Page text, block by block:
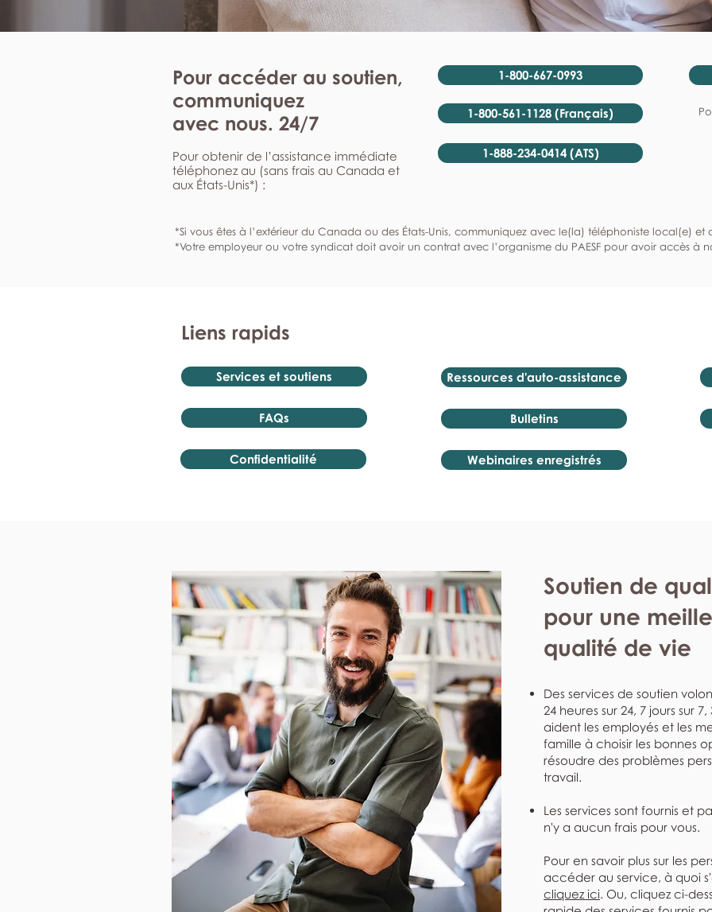
Pour accéder au soutien,
communiquez
avec nous. 24/7
Pour obtenir de l’assistance immédiate
téléphonez au (sans frais au Canada et
aux États-Unis*) :
1-800-667-0993
1-800-561-1128 (Français)
1-888-234-0414 (ATS)
*Si vous êtes à l’extérieur du Canada ou des États-Unis, communiquez avec le(la) téléphoniste local(e) et
*Votre employeur ou votre syndicat doit avoir un contrat avec l’organisme du PAESF pour avoir accès à
Liens rapids
Services et soutiens
FAQs
Confidentialité
Ressources d'auto-assistance
Bulletins
Webinaires enregistrés
Soutien de
pour une
qualité de vie
Des services de soutien
24 heures sur 24, 7 jours sur
aident les employés et les
famille à choisir les bonnes
résoudre des problèmes
travail.
Les services sont fournis et
n'y a aucun frais pour vous.
Pour en savoir plus sur les
accéder au service, à quoi
cliquez ici. Ou, cliquez ci-